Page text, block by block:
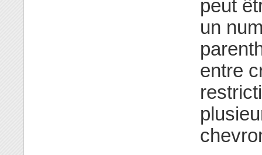
peut
un
entre